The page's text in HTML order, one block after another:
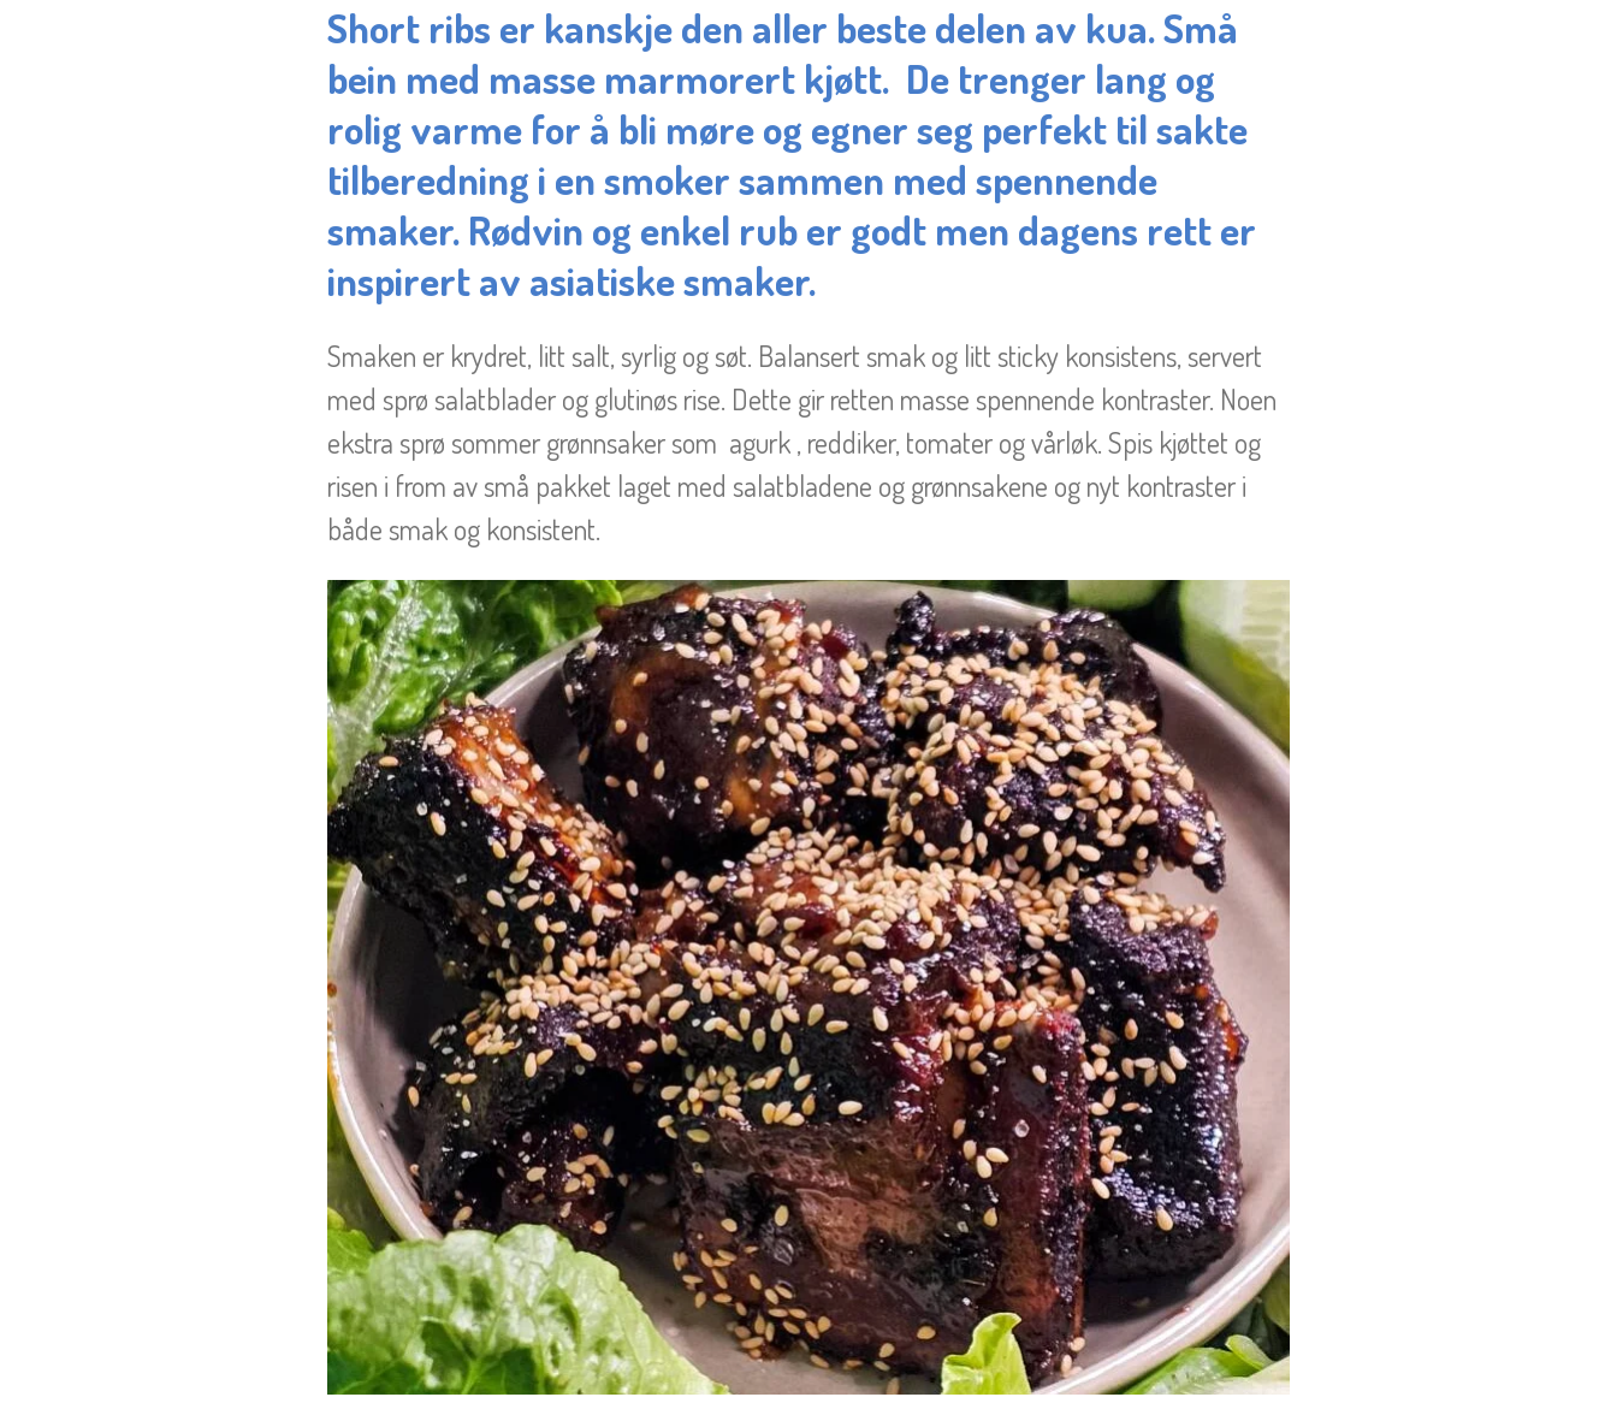
Short ribs er kanskje den aller beste delen av kua. Små
bein med masse marmorert kjøtt. De trenger lang og
rolig varme for å bli møre og egner seg perfekt til sakte
tilberedning i en smoker sammen med spennende
smaker. Rødvin og enkel rub er godt men dagens rett er
inspirert av asiatiske smaker.
Smaken er krydret, litt salt, syrlig og søt. Balansert smak og litt sticky konsistens, servert
med sprø salatblader og glutinøs rise. Dette gir retten masse spennende kontraster. Noen
ekstra sprø sommer grønnsaker som agurk , reddiker, tomater og vårløk. Spis kjøttet og
risen i from av små pakket laget med salatbladene og grønnsakene og nyt kontraster i
både smak og konsistent.